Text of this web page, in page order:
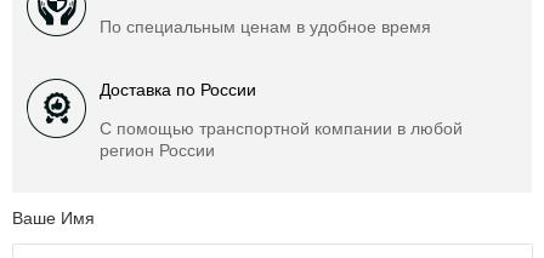
По специальным ценам в удобное время
Доставка по России
С помощью транспортной компании в любой
регион России
Ваше Имя